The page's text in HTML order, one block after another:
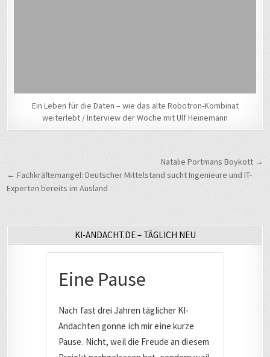
Ein Leben für die Daten – wie das alte Robotron-Kombinat
weiterlebt / Interview der Woche mit Ulf Heinemann
Natalie Portmans Boykott →
← Fachkräftemangel: Deutscher Mittelstand sucht Ingenieure und IT-
Experten bereits im Ausland
KI-ANDACHT.DE – TÄGLICH NEU